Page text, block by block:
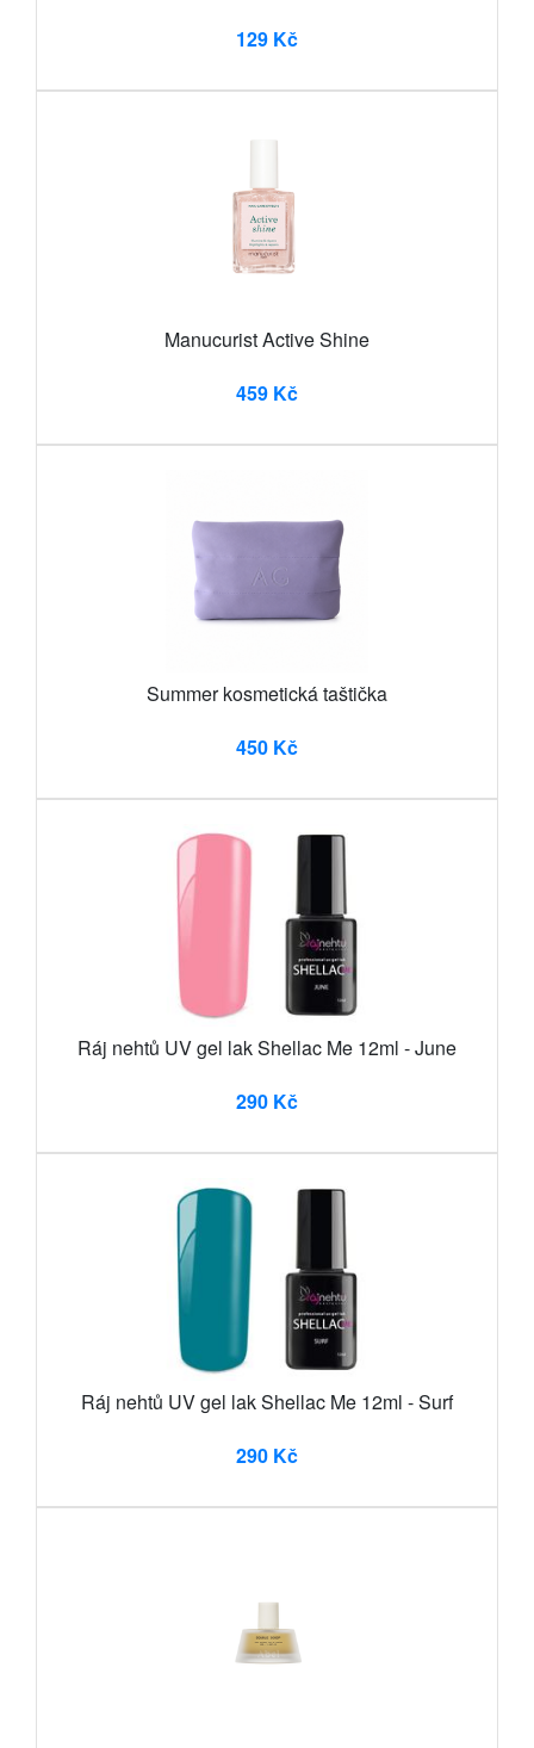
129 Kč
Manucurist Active Shine
459 Kč
Summer kosmetická taštička
450 Kč
Ráj nehtů UV gel lak Shellac Me 12ml - June
290 Kč
Ráj nehtů UV gel lak Shellac Me 12ml - Surf
290 Kč